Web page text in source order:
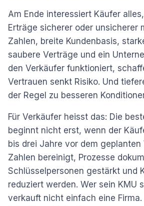
Am Ende interessiert Käufer
Erträge sicherer oder unsicherer
Zahlen, breite Kundenbasis,
saubere Verträge und ein
den Verkäufer funktioniert,
Vertrauen senkt Risiko. Und
der Regel zu besseren
Für Verkäufer heisst das: Die
beginnt nicht erst, wenn der
bis drei Jahre vor dem geplanten
Zahlen bereinigt, Prozesse
Schlüsselpersonen gestärkt und
reduziert werden. Wer sein KMU
verkauft nicht einfach eine